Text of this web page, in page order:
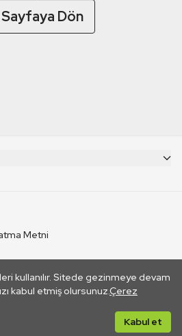
Dön
kullanılır. Sitede gezinmeye devam
kabul etmiş olursunuz.Çerez
Kabul et
Metni
TRT. Bağlantı yoluyla gidilen dış